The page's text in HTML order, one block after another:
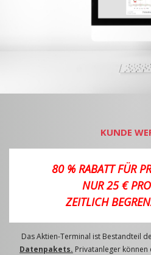
KUNDE
80 % RABATT FÜR
NUR 25 €
ZEITLICH
Das Aktien-Terminal ist Bestandteil
Datenpakets. Privatanleger